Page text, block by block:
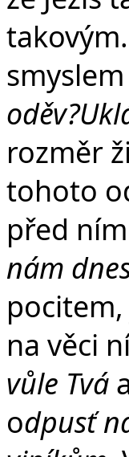
rozměr
tohoto
před
nám
na věci
vůle Tvá
odpusť